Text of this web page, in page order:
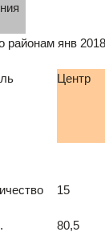
Центр
15
80,5